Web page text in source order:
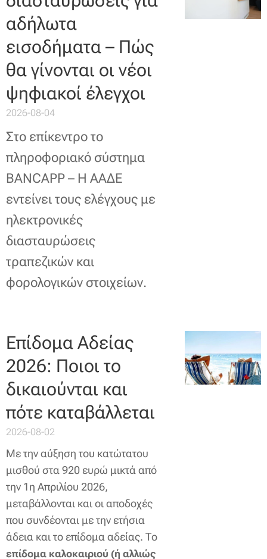
αδήλωτα
εισοδήματα – Πώς
θα γίνονται οι νέοι
ψηφιακοί έλεγχοι
2026-08-04
Στο επίκεντρο το
πληροφοριακό σύστημα
BANCAPP – Η ΑΑΔΕ
εντείνει τους ελέγχους με
ηλεκτρονικές
διασταυρώσεις
τραπεζικών και
φορολογικών στοιχείων.
Επίδομα Αδείας
2026: Ποιοι το
δικαιούνται και
πότε καταβάλλεται
2026-08-02
Με την αύξηση του κατώτατου
μισθού στα 920 ευρώ μικτά από
την 1η Απριλίου 2026,
μεταβάλλονται και οι αποδοχές
που συνδέονται με την ετήσια
άδεια και το επίδομα αδείας. Το
επίδομα καλοκαιριού (ή αλλιώς